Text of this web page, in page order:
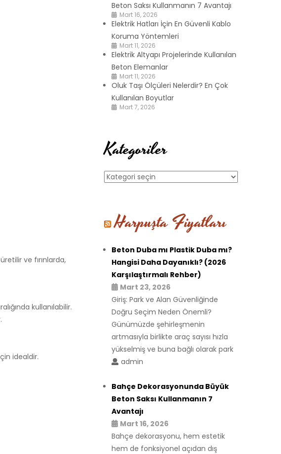
ve fırınlarda,
kullanılabilir.
idealdir.
Beton Saksı Kullanmanın 7 Avantajı
Mart 16, 2026
Elektrik Hatları İçin En Güvenli Kablo
Koruma Yöntemleri
Mart 11, 2026
Elektrik Altyapı Projelerinde Kullanılan
Beton Elemanlar
Mart 11, 2026
Oluk Taşı Ölçüleri Nelerdir? En Çok
Kullanılan Boyutlar
Mart 7, 2026
Kategoriler
Kategoriler
Harpuşta Fiyatları
Beton Duba mı Plastik Duba mı?
Hangisi Daha Dayanıklı? (2026
Karşılaştırmalı Rehber)
Mart 23, 2026
Giriş: Park ve Alan Güvenliğinde
Doğru Seçim Neden Önemli?
Günümüzde şehirleşmenin
artmasıyla birlikte araç sayısı hızla
yükselmiş ve buna bağlı olarak park
admin
Bahçe Dekorasyonunda Büyük
Beton Saksı Kullanmanın 7
Avantajı
Mart 16, 2026
Bahçe dekorasyonu, hem estetik
hem de fonksiyonel açıdan dış